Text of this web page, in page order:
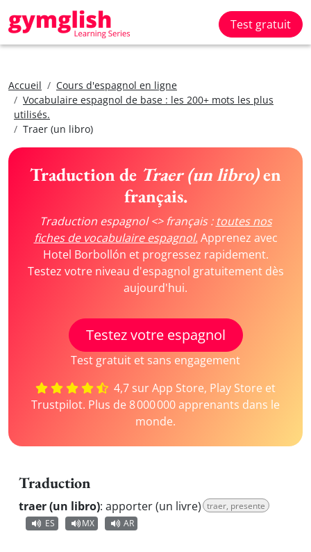
Test gratuit
Accueil
Cours d'espagnol en ligne
Vocabulaire espagnol de base : les 200+ mots les plus
utilisés.
Traer (un libro)
Traduction de Traer (un libro)en
français.
Traduction espagnol <> français : toutes nos
fiches de vocabulaire espagnol.Apprenez avec
Hotel Borbollón et progressez rapidement.
Testez votre niveau d'espagnol gratuitement dès
aujourd'hui.
Testez votre espagnol
Test gratuit et sans engagement
4,7 sur App Store, Play Store et
Trustpilot. Plus de 8 000 000 apprenants dans le
monde.
Traduction
traer (un libro): apporter (un livre) traer, presente
ES
MX AR